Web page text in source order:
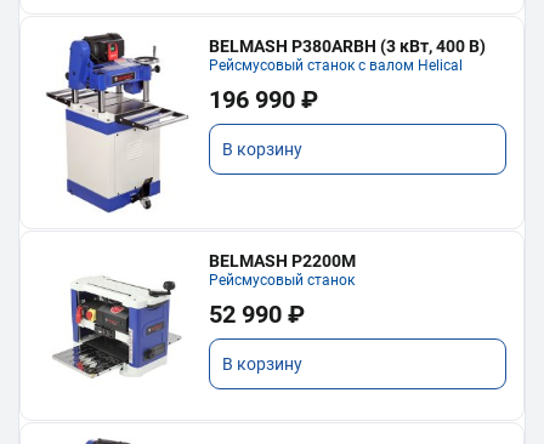
BELMASH P380ARBH (3 кВт, 400 В)
Рейсмусовый станок с валом Helical
196 990 ₽
В корзину
BELMASH P2200M
Рейсмусовый станок
52 990 ₽
В корзину